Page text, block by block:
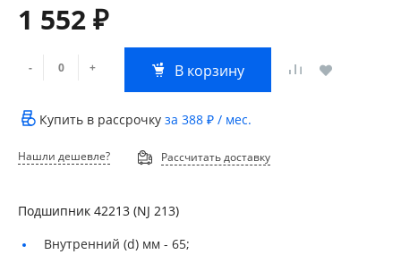
1 552 ₽
- + В корзину
Купить в рассрочку за 388 ₽ / мес.
Нашли дешевле? Рассчитать доставку
Подшипник 42213 (NJ 213)
Внутренний (d) мм - 65;